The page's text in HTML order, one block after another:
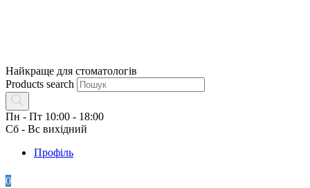
Найкраще для стоматологів
Products search
Пн - Пт 10:00 - 18:00
Сб - Вс вихідний
Профіль
0